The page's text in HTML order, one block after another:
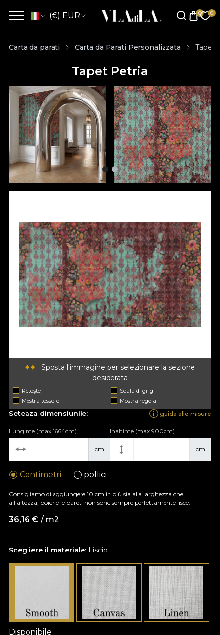
(€) EUR
Carta da parati Carta da Parati Personalizzata Tapet
Tapet Petria
Sposta l'immagine per selezionare la sezione
desiderata
Rotește
Scala di grigi
Mostra tessere
Mostra regola
Scegliere il materiale: Liscio
Seteaza dimensiunile: guida alle misure
cm
Lungime (max 1664cm)
cm
Inaltime (max 900cm)
Centimetri pollici
Consigliamo di aggiungere 10 cm in più sia alla larghezza che
all'altezza, poiché le pareti non sono sempre perfettamente lisce.
36,16 € / m2
Disponibile